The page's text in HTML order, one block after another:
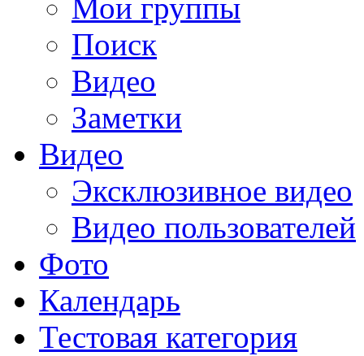
Мои группы
Поиск
Видео
Заметки
Видео
Эксклюзивное видео
Видео пользователей
Фото
Календарь
Тестовая категория